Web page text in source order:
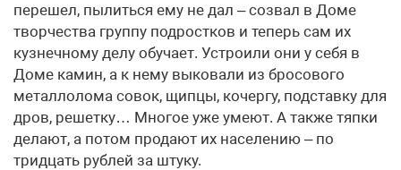
перешел, пылиться ему не дал – созвал в Доме
творчества группу подростков и теперь сам их
кузнечному делу обучает. Устроили они у себя в
Доме камин, а к нему выковали из бросового
металлолома совок, щипцы, кочергу, подставку для
дров, решетку… Многое уже умеют. А также тяпки
делают, а потом продают их населению – по
тридцать рублей за штуку.